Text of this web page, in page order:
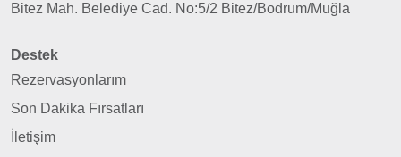
Bitez Mah. Belediye Cad. No:5/2 Bitez/Bodrum/Muğla
Destek
Rezervasyonlarım
Son Dakika Fırsatları
İletişim